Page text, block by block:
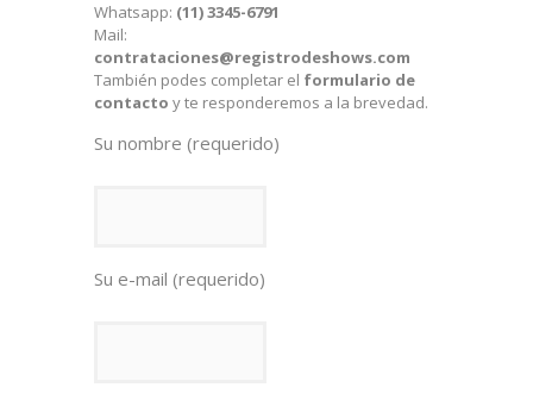
Whatsapp: (11) 3345-6791
Mail:
contrataciones@registrodeshows.com
También podes completar el formulario de
contacto y te responderemos a la brevedad.
Su nombre (requerido)
Su e-mail (requerido)